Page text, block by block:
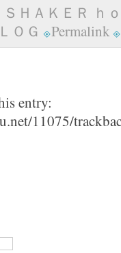
ＳＨＡＫＥＲ ｈ
ＯＧ Permalink
entry:
11075/